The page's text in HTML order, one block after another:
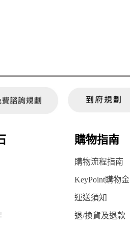
購物指南
購物流程指南
KeyPoint購物金
運送須知
退/換貨及退款